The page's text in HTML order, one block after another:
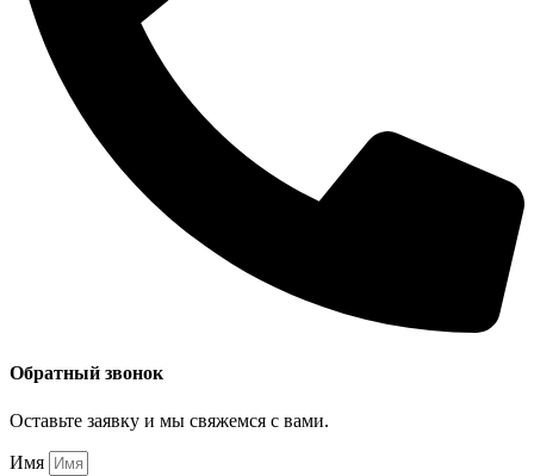
Обратный звонок
Оставьте заявку и мы свяжемся с вами.
Имя